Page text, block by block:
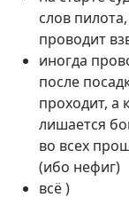
слов
проводит
иногда
после
проходит, а
лишается
во всех
(ибо нефиг)
всё )